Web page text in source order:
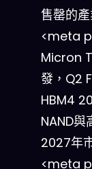
售罄的
<meta
Micron
發，Q2
HBM4
NAND
2027年
<meta